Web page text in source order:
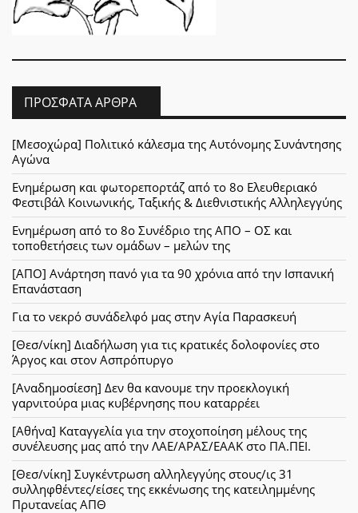
ΠΡΌΣΦΑΤΑ ΆΡΘΡΑ
[Μεσοχώρα] Πολιτικό κάλεσμα της Αυτόνομης Συνάντησης
Αγώνα
Ενημέρωση και φωτορεπορτάζ από το 8ο Ελευθεριακό
Φεστιβάλ Κοινωνικής, Ταξικής & Διεθνιστικής Αλληλεγγύης
Ενημέρωση από το 8ο Συνέδριο της ΑΠΟ – ΟΣ και
τοποθετήσεις των ομάδων – μελών της
[ΑΠΟ] Ανάρτηση πανό για τα 90 χρόνια από την Ισπανική
Επανάσταση
Για το νεκρό συνάδελφό μας στην Αγία Παρασκευή
[Θεσ/νίκη] Διαδήλωση για τις κρατικές δολοφονίες στο
Άργος και στον Ασπρόπυργο
[Αναδημοσίεση] Δεν θα κανουμε την προεκλογική
γαρνιτούρα μιας κυβέρνησης που καταρρέει
[Αθήνα] Καταγγελία για την στοχοποίηση μέλους της
συνέλευσης μας από την ΛΑΕ/ΑΡΑΣ/ΕΑΑΚ στο ΠΑ.ΠΕΙ.
[Θεσ/νίκη] Συγκέντρωση αλληλεγγύης στους/ις 31
συλληφθέντες/είσες της εκκένωσης της κατειλημμένης
Πρυτανείας ΑΠΘ